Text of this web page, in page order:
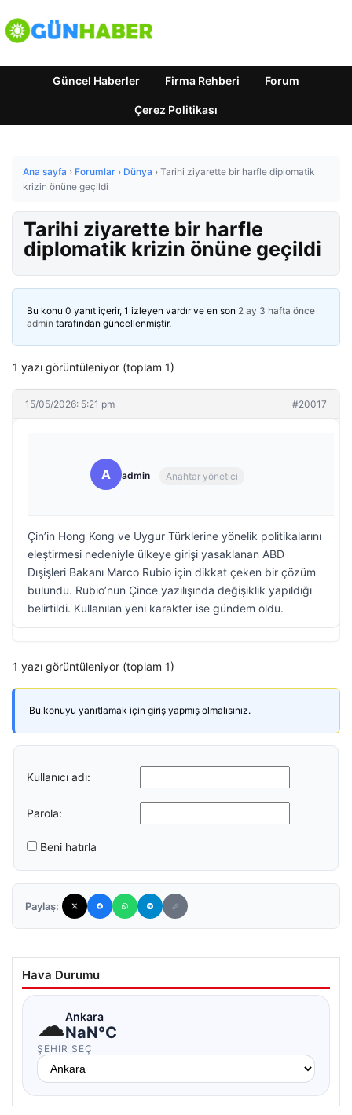
Güncel Haberler Firma Rehberi Forum
Çerez Politikası
Ana sayfa › Forumlar › Dünya › Tarihi ziyarette bir harfle diplomatik
krizin önüne geçildi
Tarihi ziyarette bir harfle
diplomatik krizin önüne geçildi
Bu konu 0 yanıt içerir, 1 izleyen vardır ve en son 2 ay 3 hafta önce
admin tarafından güncellenmiştir.
1 yazı görüntüleniyor (toplam 1)
15/05/2026: 5:21 pm #20017
A admin Anahtar yönetici
Çin’in Hong Kong ve Uygur Türklerine yönelik politikalarını
eleştirmesi nedeniyle ülkeye girişi yasaklanan ABD
Dışişleri Bakanı Marco Rubio için dikkat çeken bir çözüm
bulundu. Rubio’nun Çince yazılışında değişiklik yapıldığı
belirtildi. Kullanılan yeni karakter ise gündem oldu.
1 yazı görüntüleniyor (toplam 1)
Bu konuyu yanıtlamak için giriş yapmış olmalısınız.
Kullanıcı adı:
Parola:
Beni hatırla
Paylaş:
Hava Durumu
☁Ankara
NaN°C
ŞEHIR SEÇ